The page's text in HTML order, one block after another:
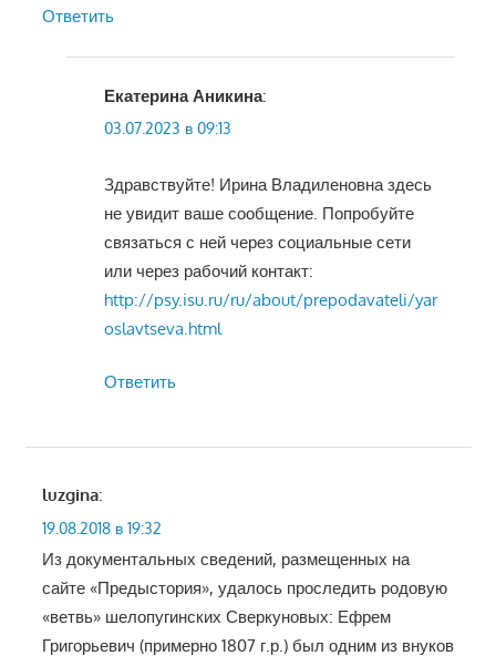
Ответить
Екатерина Аникина:
03.07.2023 в 09:13
Здравствуйте! Ирина Владиленовна здесь
не увидит ваше сообщение. Попробуйте
связаться с ней через социальные сети
или через рабочий контакт:
http://psy.isu.ru/ru/about/prepodavateli/yar
oslavtseva.html
Ответить
luzgina:
19.08.2018 в 19:32
Из документальных сведений, размещенных на
сайте «Предыстория», удалось проследить родовую
«ветвь» шелопугинских Сверкуновых: Ефрем
Григорьевич (примерно 1807 г.р.) был одним из внуков